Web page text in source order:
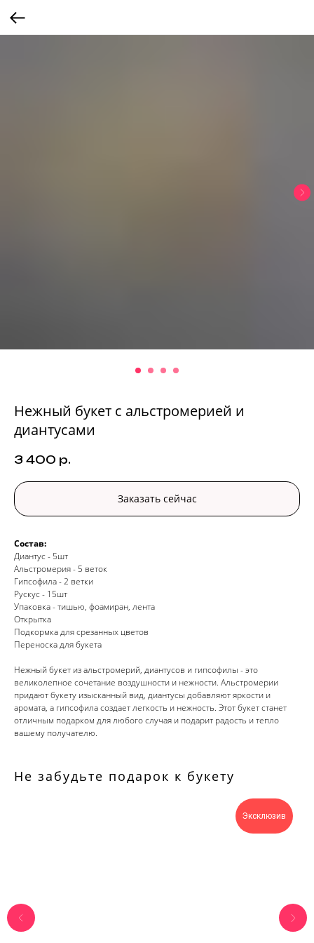
Нежный букет с альстромерией и
диантусами
3 400 р.
Заказать сейчас
Состав:
Диантус - 5шт
Альстромерия - 5 веток
Гипсофила - 2 ветки
Рускус - 15шт
Упаковка - тишью, фоамиран, лента
Открытка
Подкормка для срезанных цветов
Переноска для букета
Нежный букет из альстромерий, диантусов и гипсофилы - это
великолепное сочетание воздушности и нежности. Альстромерии
придают букету изысканный вид, диантусы добавляют яркости и
аромата, а гипсофила создает легкость и нежность. Этот букет станет
отличным подарком для любого случая и подарит радость и тепло
вашему получателю.
Не забудьте подарок к букету
Эксклюзив